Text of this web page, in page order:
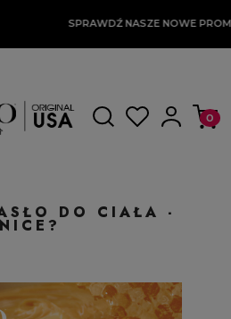
SPRAWDŹ NASZE NOWE
DO CIAŁA -